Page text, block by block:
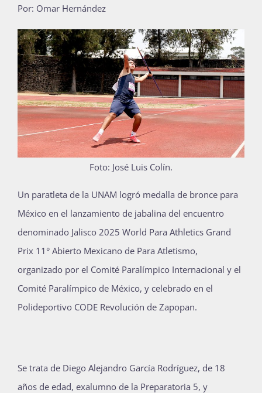
Publicaciones
Bienvenida generación 2027-1
Por: Omar Hernández
Foto: José Luis Colín.
Un paratleta de la UNAM logró medalla de bronce para
México en el lanzamiento de jabalina del encuentro
denominado Jalisco 2025 World Para Athletics Grand
Prix 11° Abierto Mexicano de Para Atletismo,
organizado por el Comité Paralímpico Internacional y el
Comité Paralímpico de México, y celebrado en el
Polideportivo CODE Revolución de Zapopan.
Se trata de Diego Alejandro García Rodríguez, de 18
años de edad, exalumno de la Preparatoria 5, y